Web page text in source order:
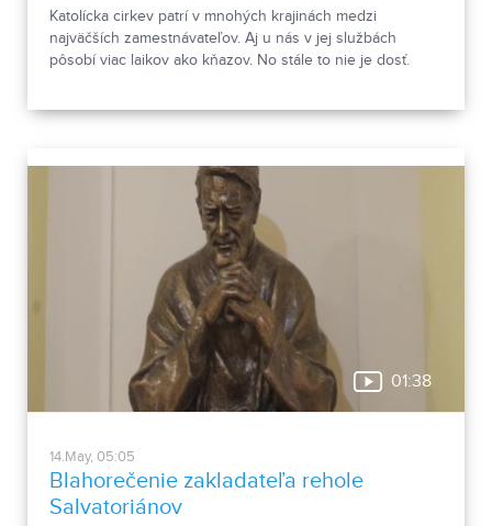
Katolícka cirkev patrí v mnohých krajinách medzi
najväčších zamestnávateľov. Aj u nás v jej službách
pôsobí viac laikov ako kňazov. No stále to nie je dosť.
01:38
14.May, 05:05
Blahorečenie zakladateľa rehole
Salvatoriánov